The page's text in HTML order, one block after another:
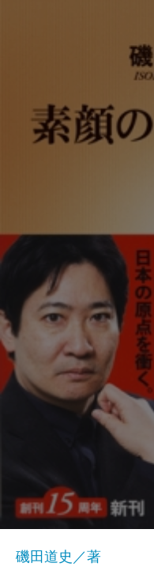
磯田道史／著